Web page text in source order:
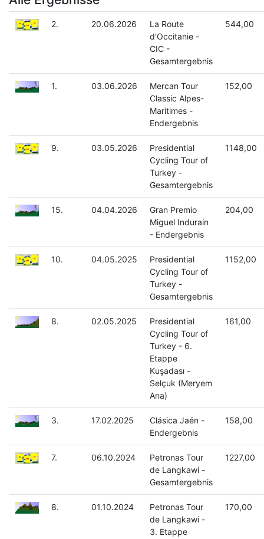
2. 20.06.2026
La Route
d'Occitanie -
CIC -
Gesamtergebnis
544,00
1. 03.06.2026
Mercan Tour
Classic Alpes-
Maritimes -
Endergebnis
152,00
9. 03.05.2026
Presidential
Cycling Tour of
Turkey -
Gesamtergebnis
1148,00
15. 04.04.2026
Gran Premio
Miguel Indurain
- Endergebnis
204,00
10. 04.05.2025
Presidential
Cycling Tour of
Turkey -
Gesamtergebnis
1152,00
8. 02.05.2025
Presidential
Cycling Tour of
Turkey - 6.
Etappe
Kuşadası -
Selçuk (Meryem
Ana)
161,00
3. 17.02.2025
Clásica Jaén -
Endergebnis
158,00
7. 06.10.2024
Petronas Tour
de Langkawi -
Gesamtergebnis
1227,00
8. 01.10.2024
Petronas Tour
de Langkawi -
3. Etappe
170,00